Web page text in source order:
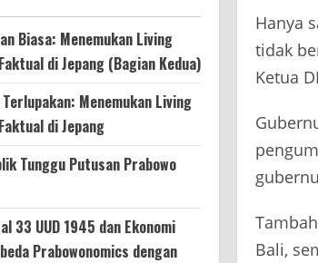
Hanya
tidak
Ketua
Bali,
Biasa: Menemukan Living
di Jepang (Bagian Kedua)
Menemukan Living
di Jepang
Tunggu Putusan Prabowo
33 UUD 1945 dan Ekonomi
Prabowonomics dengan